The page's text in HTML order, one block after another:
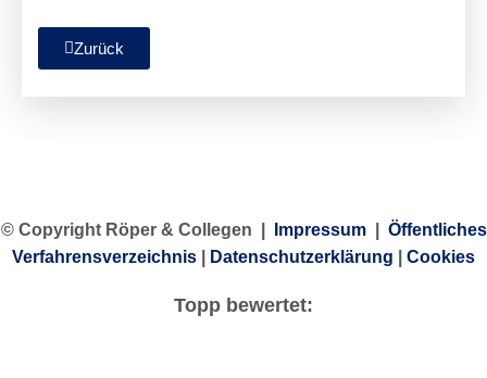
Zurück
© Copyright Röper & Collegen | Impressum| Öffentliches
Verfahrensverzeichnis
Datenschutzerklärung Cookies
Topp bewertet: